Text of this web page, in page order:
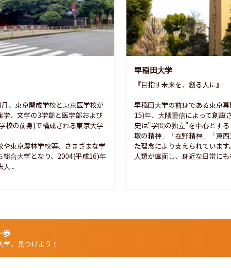
、東京開成学校と東京医学校が
学、文学の3学部と医学部および
校の前身)で構成される東京大学
や東京農林学校等、さまざまな学
総合大学となり、2004(平成16)年
人...
早稲田大学
『目指す未来を、創る人に』
早稲田大学の前身である東京
15)年、大隈重信によって創設
史は"学問の独立"を中心とす
取の精神」「在野精神」「東
た理念により支えられています。
人類が直面し、身近な日常に
歩
学、見つけよう！